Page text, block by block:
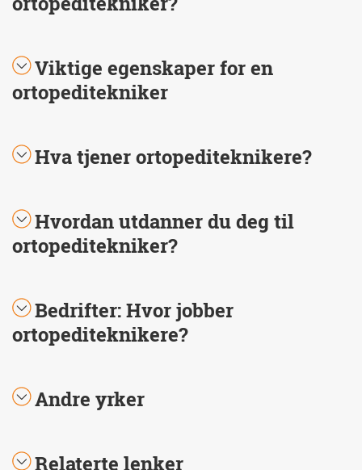
Viktige egenskaper for en
ortopeditekniker
Hva tjener ortopediteknikere?
Hvordan utdanner du deg til
ortopeditekniker?
Bedrifter: Hvor jobber
ortopediteknikere?
Andre yrker
Relaterte lenker